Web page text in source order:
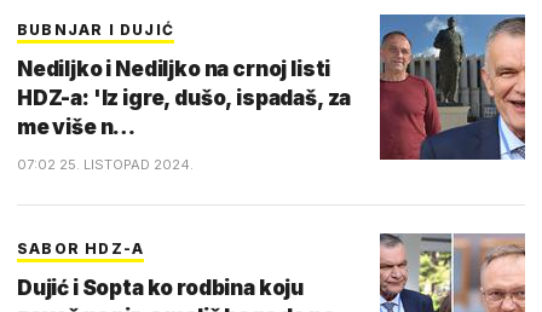
BUBNJAR I DUJIĆ
Nediljko i Nediljko na crnoj listi
HDZ-a: 'Iz igre, dušo, ispadaš, za
me više n…
07:02 25. LISTOPAD 2024.
SABOR HDZ-A
Dujić i Sopta ko rodbina koju